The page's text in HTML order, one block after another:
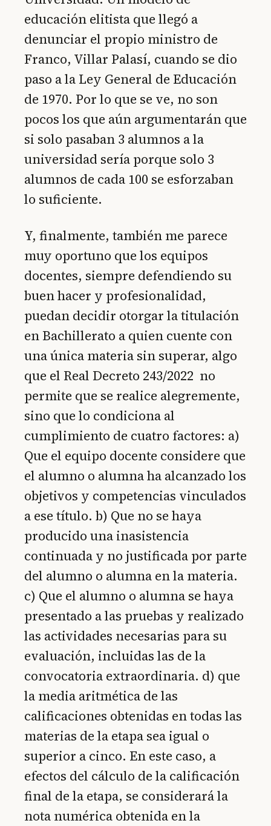
educación elitista que llegó a
denunciar el propio ministro de
Franco, Villar Palasí, cuando se dio
paso a la Ley General de Educación
de 1970. Por lo que se ve, no son
pocos los que aún argumentarán que
si solo pasaban 3 alumnos a la
universidad sería porque solo 3
alumnos de cada 100 se esforzaban
lo suficiente.
Y, finalmente, también me parece
muy oportuno que los equipos
docentes, siempre defendiendo su
buen hacer y profesionalidad,
puedan decidir otorgar la titulación
en Bachillerato a quien cuente con
una única materia sin superar, algo
que el Real Decreto 243/2022 no
permite que se realice alegremente,
sino que lo condiciona al
cumplimiento de cuatro factores: a)
Que el equipo docente considere que
el alumno o alumna ha alcanzado los
objetivos y competencias vinculados
a ese título. b) Que no se haya
producido una inasistencia
continuada y no justificada por parte
del alumno o alumna en la materia.
c) Que el alumno o alumna se haya
presentado a las pruebas y realizado
las actividades necesarias para su
evaluación, incluidas las de la
convocatoria extraordinaria. d) que
la media aritmética de las
calificaciones obtenidas en todas las
materias de la etapa sea igual o
superior a cinco. En este caso, a
efectos del cálculo de la calificación
final de la etapa, se considerará la
nota numérica obtenida en la